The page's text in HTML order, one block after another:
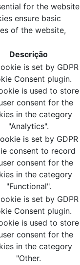
for the website
ensure basic
of the website,
Descrição
is set by GDPR
Consent plugin.
is used to store
consent for the
in the category
"Analytics".
is set by GDPR
consent to record
consent for the
in the category
"Functional".
is set by GDPR
Consent plugin.
is used to store
consent for the
in the category
"Other.